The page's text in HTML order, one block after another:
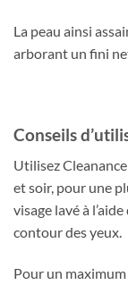
La peau ainsi
arborant un fini
Conseils
Utilisez
et soir, pour une
visage lavé à
contour des yeux.
Pour un maximum